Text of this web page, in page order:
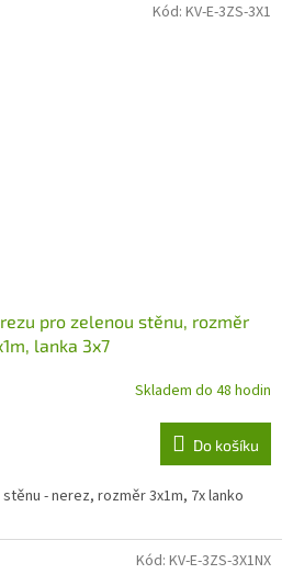
pro zelenou stěnu, rozměr
lanka 3x7
Skladem do 48 hodin
Do košíku
- nerez, rozměr 3x1m, 7x lanko
Kód: KV-E-3ZS-3X1
Kód: KV-E-3ZS-3X1NX